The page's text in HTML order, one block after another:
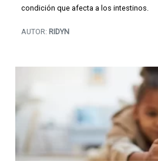
condición que afecta a los intestinos.
AUTOR: RIDYN